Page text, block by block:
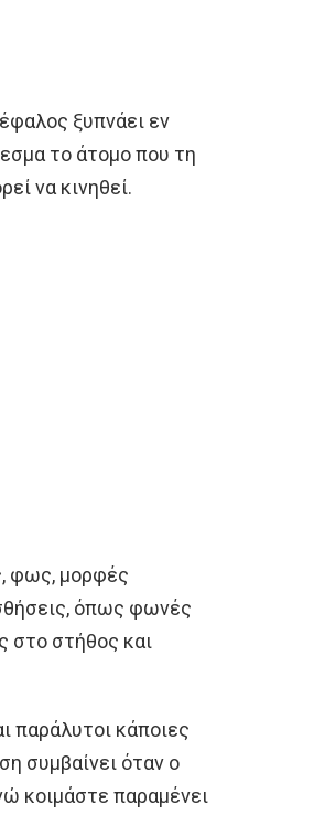
ξυπνάει εν
το άτομο που τη
να κινηθεί.
φως, μορφές
όπως φωνές
στο στήθος και
παράλυτοι κάποιες
συμβαίνει όταν ο
κοιμάστε παραμένει